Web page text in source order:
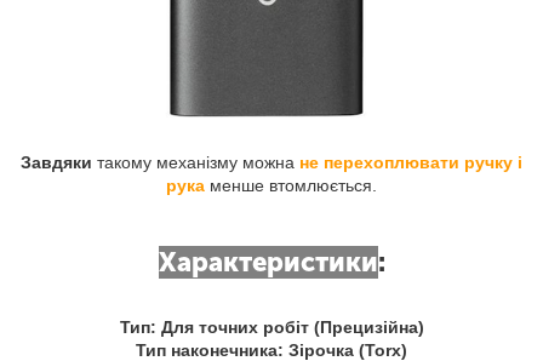
Завдяки такому механізму можна не перехоплювати ручку і
рука менше втомлюється.
Характеристики:
Тип: Для точних робіт (Прецизійна)
Тип наконечника: Зірочка (Torx)